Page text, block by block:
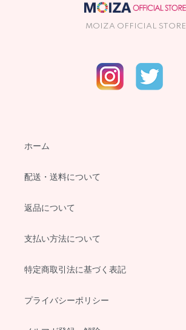
MOIZA OFFICIAL STORE
ホーム
配送・送料について
返品について
支払い方法について
特定商取引法に基づく表記
プライバシーポリシー